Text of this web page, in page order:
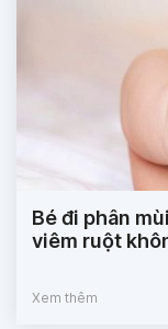
Bé đi phân
viêm ruột
Xem thêm